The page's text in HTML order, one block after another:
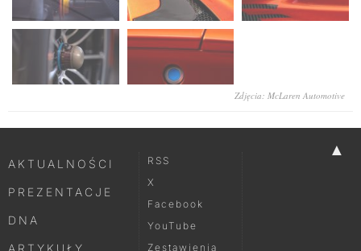
Zdjęcia: McLaren Automotive
▲
AKTUALNOŚCI
PREZENTACJE
DNA
ARTYKUŁY
RSS
X
Facebook
YouTube
Zestawienia